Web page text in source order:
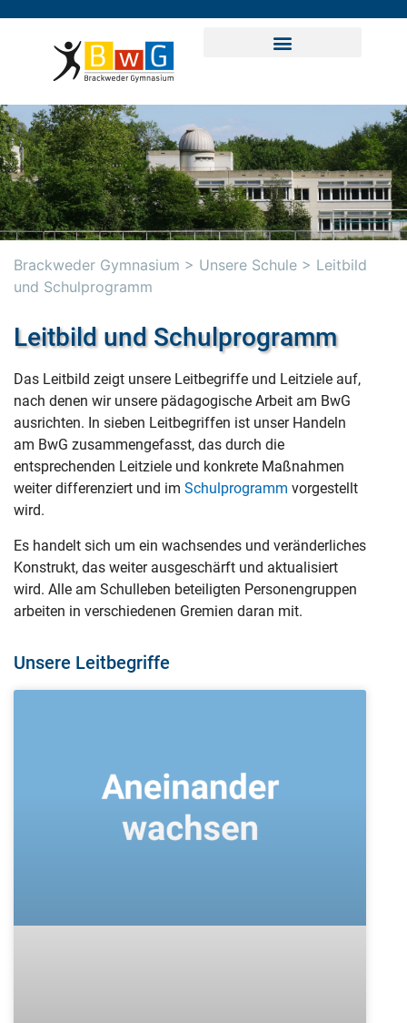
Brackweder Gymnasium > Unsere Schule > Leitbild
und Schulprogramm
Leitbild und Schulprogramm
Das Leitbild zeigt unsere Leitbegriffe und Leitziele auf,
nach denen wir unsere pädagogische Arbeit am BwG
ausrichten. In sieben Leitbegriffen ist unser Handeln
am BwG zusammengefasst, das durch die
entsprechenden Leitziele und konkrete Maßnahmen
weiter differenziert und im Schulprogramm vorgestellt
wird.
Es handelt sich um ein wachsendes und veränderliches
Konstrukt, das weiter ausgeschärft und aktualisiert
wird. Alle am Schulleben beteiligten Personengruppen
arbeiten in verschiedenen Gremien daran mit.
Unsere Leitbegriffe